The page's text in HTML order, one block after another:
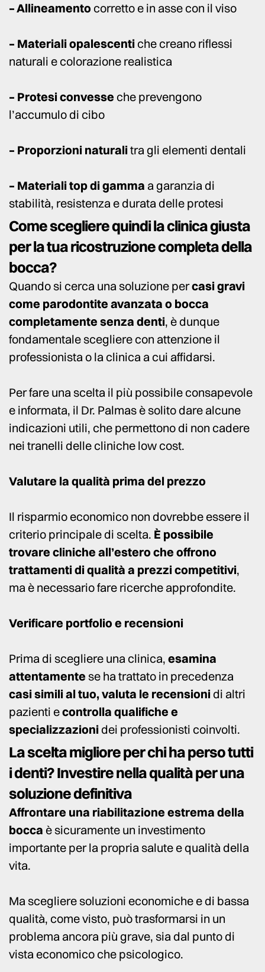
– Allineamentocorretto e in asse con il viso
– Materiali opalescenti che creano riflessi
naturali e colorazione realistica
– Protesi convesse che prevengono
l’accumulo di cibo
– Proporzioni naturali tra gli elementi dentali
– Materiali top di gamma a garanzia di
stabilità, resistenza e durata delle protesi
Come scegliere quindi la clinica giusta
per la tua ricostruzione completa della
bocca?
Quando si cerca una soluzione percasi gravi
come parodontite avanzata o bocca
completamente senza denti, è dunque
fondamentale scegliere con attenzione il
professionista o la clinica a cui affidarsi.
Per fare una scelta il più possibile consapevole
e informata, il Dr. Palmas è solito dare alcune
indicazioni utili, che permettono di non cadere
nei tranelli delle cliniche low cost.
Valutare la qualità prima del prezzo
Il risparmio economico non dovrebbe essere il
criterio principale di scelta. È possibile
trovare cliniche all’estero che offrono
trattamenti di qualità a prezzi competitivi,
ma è necessario fare ricerche approfondite.
Verificare portfolio e recensioni
Prima di scegliere una clinica, esamina
attentamente se ha trattato in precedenza
casi simili al tuo, valuta le recensioni di altri
pazienti econtrolla qualifiche e
specializzazioni dei professionisti coinvolti.
La scelta migliore per chi ha perso tutti
i denti? Investire nella qualità per una
soluzione definitiva
Affrontare una riabilitazione estrema della
bocca è sicuramente un investimento
importante per la propria salute e qualità della
vita.
Ma scegliere soluzioni economiche e di bassa
qualità, come visto, può trasformarsi in un
problema ancora più grave, sia dal punto di
vista economico che psicologico.